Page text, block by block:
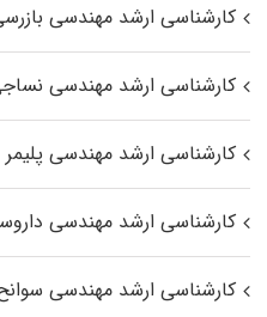
کارشناسی ارشد مهندسی
کارشناسی ارشد مهندسی
کارشناسی ارشد مهندسی
کارشناسی ارشد مهندسی
کارشناسی ارشد مهندسی